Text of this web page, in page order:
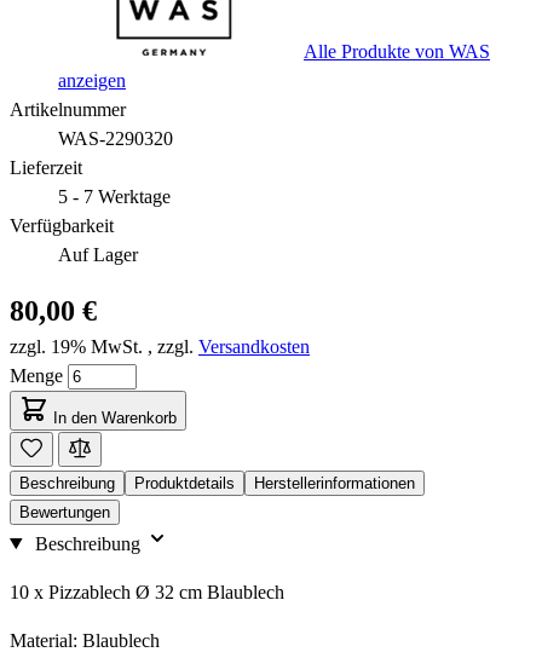
Alle Produkte von WAS
anzeigen
Artikelnummer
WAS-2290320
Lieferzeit
5 - 7 Werktage
Verfügbarkeit
Auf Lager
80,00 €
zzgl. 19% MwSt. , zzgl. Versandkosten
Menge
In den Warenkorb
Beschreibung Produktdetails
Herstellerinformationen
Bewertungen
Beschreibung
10 x Pizzablech Ø 32 cm Blaublech
Material: Blaublech